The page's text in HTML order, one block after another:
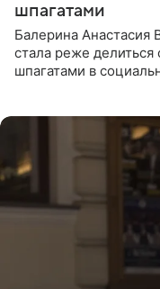
шпагатами
Балерина Анастасия
стала реже
шпагатами в